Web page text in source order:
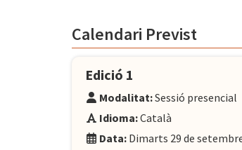
Calendari Previst
Edició 1
Modalitat:Sessió presencial
Idioma:Català
Data: Dimarts 29 de